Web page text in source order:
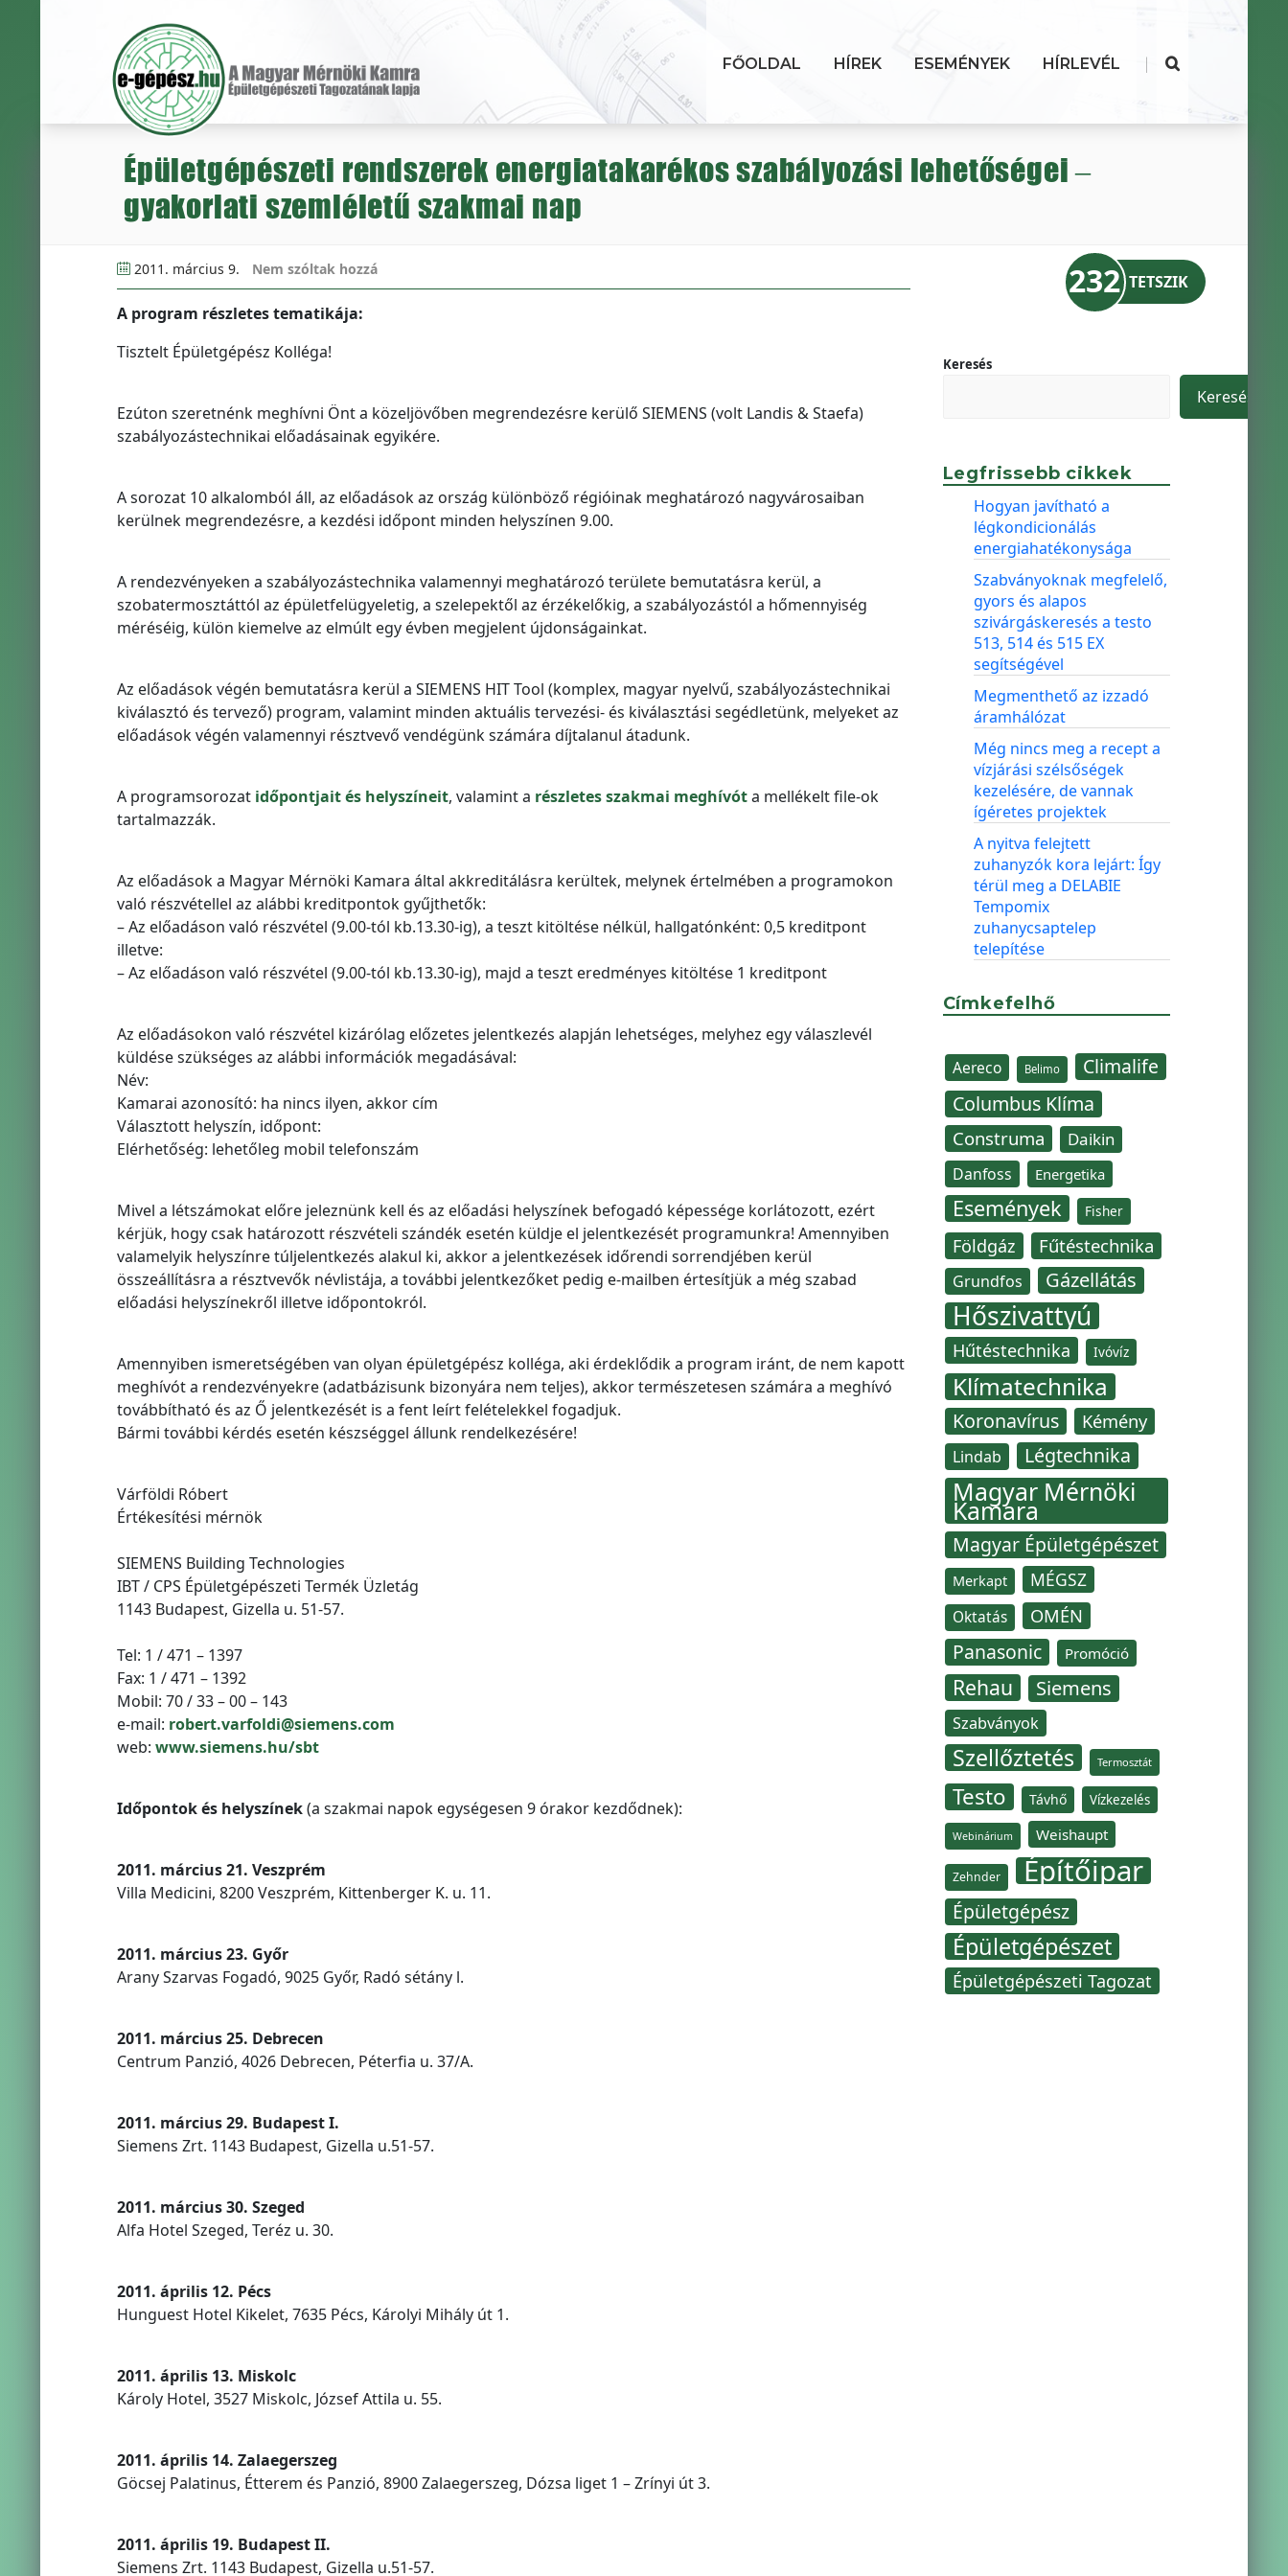
FŐOLDAL HÍREK ESEMÉNYEK HÍRLEVÉL |
Épületgépészeti rendszerek energiatakarékos szabályozási lehetőségei –
gyakorlati szemléletű szakmai nap
2011. március 9. Nem szóltak hozzá
A program részletes tematikája:
Tisztelt Épületgépész Kolléga!
Ezúton szeretnénk meghívni Önt a közeljövőben megrendezésre kerülő SIEMENS (volt Landis & Staefa)
szabályozástechnikai előadásainak egyikére.
A sorozat 10 alkalomból áll, az előadások az ország különböző régióinak meghatározó nagyvárosaiban
kerülnek megrendezésre, a kezdési időpont minden helyszínen 9.00.
A rendezvényeken a szabályozástechnika valamennyi meghatározó területe bemutatásra kerül, a
szobatermosztáttól az épületfelügyeletig, a szelepektől az érzékelőkig, a szabályozástól a hőmennyiség
méréséig, külön kiemelve az elmúlt egy évben megjelent újdonságainkat.
Az előadások végén bemutatásra kerül a SIEMENS HIT Tool (komplex, magyar nyelvű, szabályozástechnikai
kiválasztó és tervező) program, valamint minden aktuális tervezési- és kiválasztási segédletünk, melyeket az
előadások végén valamennyi résztvevő vendégünk számára díjtalanul átadunk.
A programsorozat időpontjait és helyszíneit, valamint a részletes szakmai meghívóta mellékelt file-ok
tartalmazzák.
Az előadások a Magyar Mérnöki Kamara által akkreditálásra kerültek, melynek értelmében a programokon
való részvétellel az alábbi kreditpontok gyűjthetők:
– Az előadáson való részvétel (9.00-tól kb.13.30-ig), a teszt kitöltése nélkül, hallgatónként: 0,5 kreditpont
illetve:
– Az előadáson való részvétel (9.00-tól kb.13.30-ig), majd a teszt eredményes kitöltése 1 kreditpont
Az előadásokon való részvétel kizárólag előzetes jelentkezés alapján lehetséges, melyhez egy válaszlevél
küldése szükséges az alábbi információk megadásával:
Név:
Kamarai azonosító: ha nincs ilyen, akkor cím
Választott helyszín, időpont:
Elérhetőség: lehetőleg mobil telefonszám
Mivel a létszámokat előre jeleznünk kell és az előadási helyszínek befogadó képessége korlátozott, ezért
kérjük, hogy csak határozott részvételi szándék esetén küldje el jelentkezését programunkra! Amennyiben
valamelyik helyszínre túljelentkezés alakul ki, akkor a jelentkezések időrendi sorrendjében kerül
összeállításra a résztvevők névlistája, a további jelentkezőket pedig e-mailben értesítjük a még szabad
előadási helyszínekről illetve időpontokról.
Amennyiben ismeretségében van olyan épületgépész kolléga, aki érdeklődik a program iránt, de nem kapott
meghívót a rendezvényekre (adatbázisunk bizonyára nem teljes), akkor természetesen számára a meghívó
továbbítható és az Ő jelentkezését is a fent leírt felételekkel fogadjuk.
Bármi további kérdés esetén készséggel állunk rendelkezésére!
Várföldi Róbert
Értékesítési mérnök
SIEMENS Building Technologies
IBT / CPS Épületgépészeti Termék Üzletág
1143 Budapest, Gizella u. 51-57.
Tel: 1 / 471 – 1397
Fax: 1 / 471 – 1392
Mobil: 70 / 33 – 00 – 143
e-mail: robert.varfoldi@siemens.com
web: www.siemens.hu/sbt
Időpontok és helyszínek(a szakmai napok egységesen 9 órakor kezdődnek):
2011. március 21. Veszprém
Villa Medicini, 8200 Veszprém, Kittenberger K. u. 11.
2011. március 23. Győr
Arany Szarvas Fogadó, 9025 Győr, Radó sétány l.
2011. március 25. Debrecen
Centrum Panzió, 4026 Debrecen, Péterfia u. 37/A.
2011. március 29. Budapest I.
Siemens Zrt. 1143 Budapest, Gizella u.51-57.
2011. március 30. Szeged
Alfa Hotel Szeged, Teréz u. 30.
2011. április 12. Pécs
Hunguest Hotel Kikelet, 7635 Pécs, Károlyi Mihály út 1.
2011. április 13. Miskolc
Károly Hotel, 3527 Miskolc, József Attila u. 55.
2011. április 14. Zalaegerszeg
Göcsej Palatinus, Étterem és Panzió, 8900 Zalaegerszeg, Dózsa liget 1 – Zrínyi út 3.
2011. április 19. Budapest II.
Siemens Zrt. 1143 Budapest, Gizella u.51-57.
232 TETSZIK
Keresés
Keresés
Legfrissebb cikkek
Hogyan javítható a
légkondicionálás
energiahatékonysága
Szabványoknak megfelelő,
gyors és alapos
szivárgáskeresés a testo
513, 514 és 515 EX
segítségével
Megmenthető az izzadó
áramhálózat
Még nincs meg a recept a
vízjárási szélsőségek
kezelésére, de vannak
ígéretes projektek
A nyitva felejtett
zuhanyzók kora lejárt: Így
térül meg a DELABIE
Tempomix
zuhanycsaptelep
telepítése
Címkefelhő
Aereco Belimo
Climalife
Columbus Klíma
Construma Daikin
Danfoss Energetika
Események Fisher
Földgáz Fűtéstechnika
Grundfos Gázellátás
Hőszivattyú
Hűtéstechnika Ivóvíz
Klímatechnika
Koronavírus Kémény
Lindab Légtechnika
Magyar Mérnöki
Kamara
Magyar Épületgépészet
Merkapt MÉGSZ
Oktatás OMÉN
Panasonic Promóció
Rehau Siemens
Szabványok
Szellőztetés Termosztát
Testo Távhő Vízkezelés
Webinárium Weishaupt
Zehnder Építőipar
Épületgépész
Épületgépészet
Épületgépészeti Tagozat